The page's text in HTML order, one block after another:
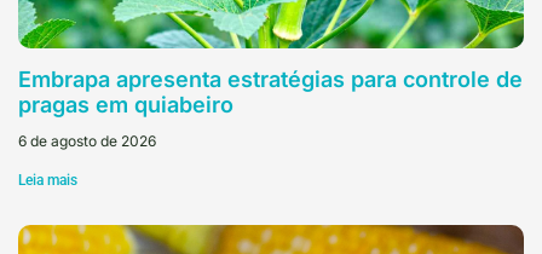
Embrapa apresenta estratégias para controle de
pragas em quiabeiro
6 de agosto de 2026
Leia mais